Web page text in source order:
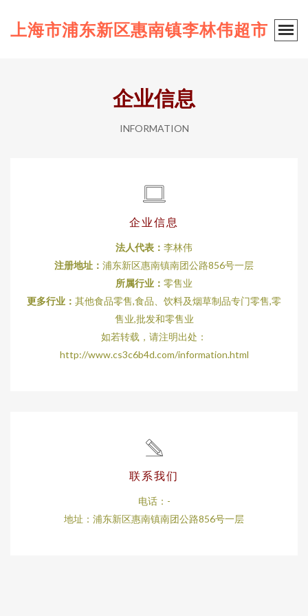
上海市浦东新区惠南镇李林伟超市
企业信息
INFORMATION
企业信息
法人代表： 李林伟
注册地址： 浦东新区惠南镇南团公路856号一层
所属行业： 零售业
更多行业： 其他食品零售,食品、饮料及烟草制品专门零售,零
售业,批发和零售业
如若转载，请注明出处：
http://www.cs3c6b4d.com/information.html
联系我们
电话：-
地址：浦东新区惠南镇南团公路856号一层